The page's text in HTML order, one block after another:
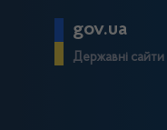
gov.ua
Державні сайти